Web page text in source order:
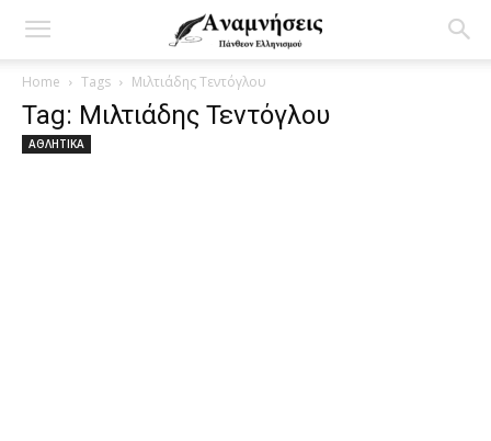
Home Tags Μιλτιάδης Τεντόγλου
Tag: Μιλτιάδης Τεντόγλου
ΑΘΛΗΤΙΚΑ